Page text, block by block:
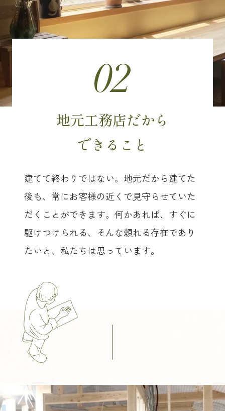
地元工務店だから
できること
建てて終わりではない。地元だから建てた
後も、常にお客様の近くで見守らせていた
だくことができます。 何かあれば、すぐに
駆けつけられる、
そんな頼れる存在であり
たいと、私たちは思っています。